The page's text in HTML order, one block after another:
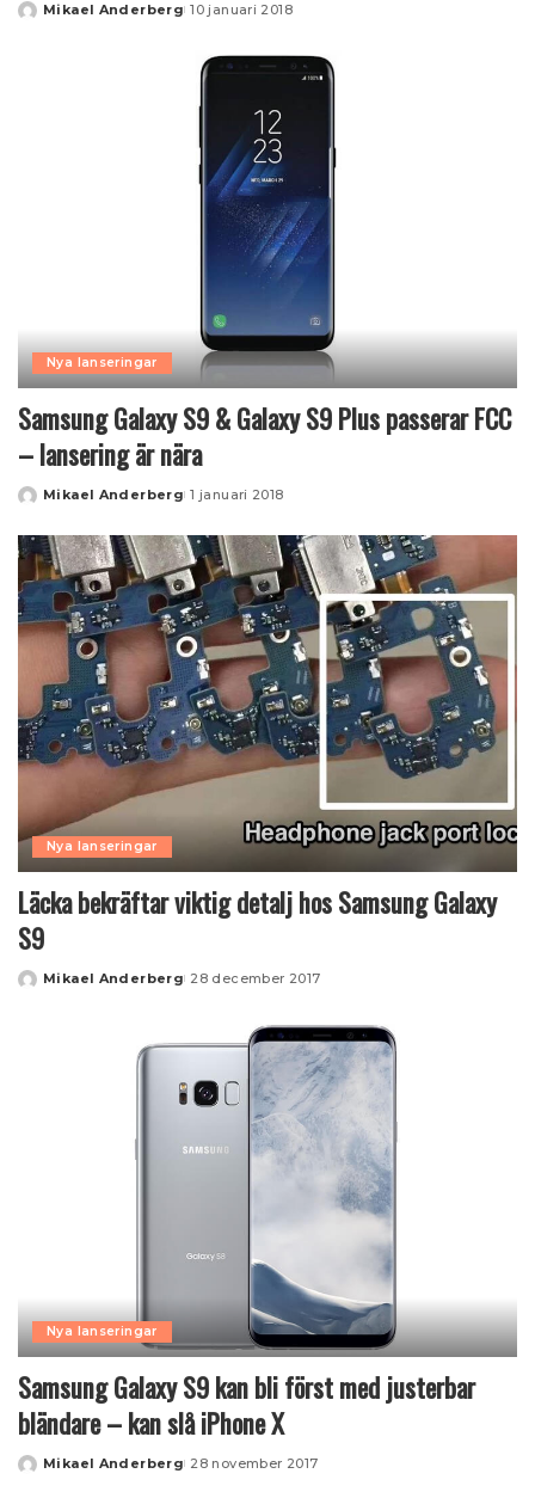
Posted
Mikael Anderberg 10 januari 2018
Nya lanseringar
Samsung Galaxy S9 & Galaxy S9 Plus passerar FCC
– lansering är nära
Posted
Mikael Anderberg 1 januari 2018
Nya lanseringar
Läcka bekräftar viktig detalj hos Samsung Galaxy
S9
Posted
Mikael Anderberg 28 december 2017
Nya lanseringar
Samsung Galaxy S9 kan bli först med justerbar
bländare – kan slå iPhone X
Posted
Mikael Anderberg 28 november 2017